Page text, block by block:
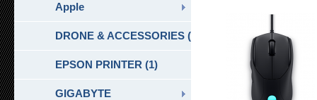
Apple
DRONE & ACCESSORIES (6)
EPSON PRINTER (1)
GIGABYTE